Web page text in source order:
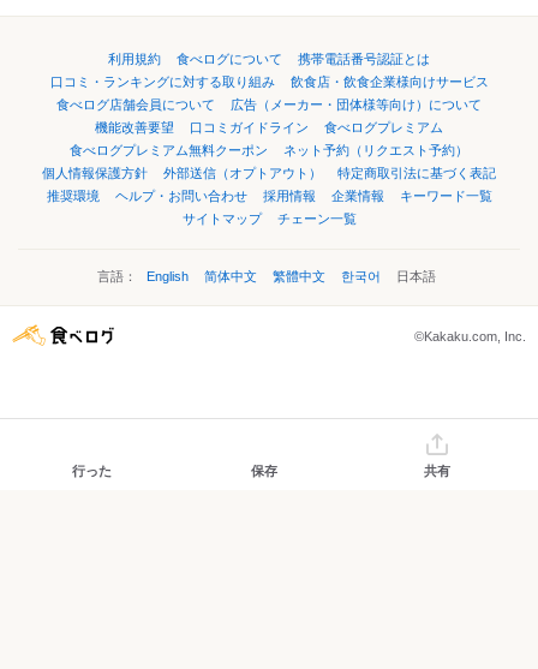
利用規約 食べログについて
携帯電話番号認証とは
口コミ・ランキングに対する取り組み
飲食店・飲食企業様向けサービス
食べログ店舗会員について
広告（メーカー・団体様等向け）について
機能改善要望
口コミガイドライン
食べログプレミアム
食べログプレミアム無料クーポン
ネット予約（リクエスト予約）
個人情報保護方針
外部送信（オプトアウト）
特定商取引法に基づく表記
推奨環境
ヘルプ・お問い合わせ 採用情報 企業情報
キーワード一覧
サイトマップ
チェーン一覧
言語： English 简体中文 繁體中文 한국어 日本語
©Kakaku.com, Inc.
行った 保存 共有